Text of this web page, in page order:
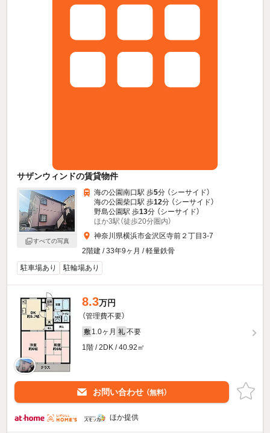
サザンウィンドの賃貸物件
すべての写真
海の公園南口駅 歩5分 （シーサイド）
海の公園柴口駅 歩12分 （シーサイド）
野島公園駅 歩13分 （シーサイド）
ほか3駅（徒歩20分圏内）
神奈川県横浜市金沢区寺前２丁目3-7
2階建 / 33年9ヶ月 / 軽量鉄骨
駐車場あり
駐輪場あり
8.3万円
（管理費不要）
敷 1.0ヶ月 礼 不要
1階 / 2DK / 40.92㎡
お問い合わせ （無料）
ほか提供